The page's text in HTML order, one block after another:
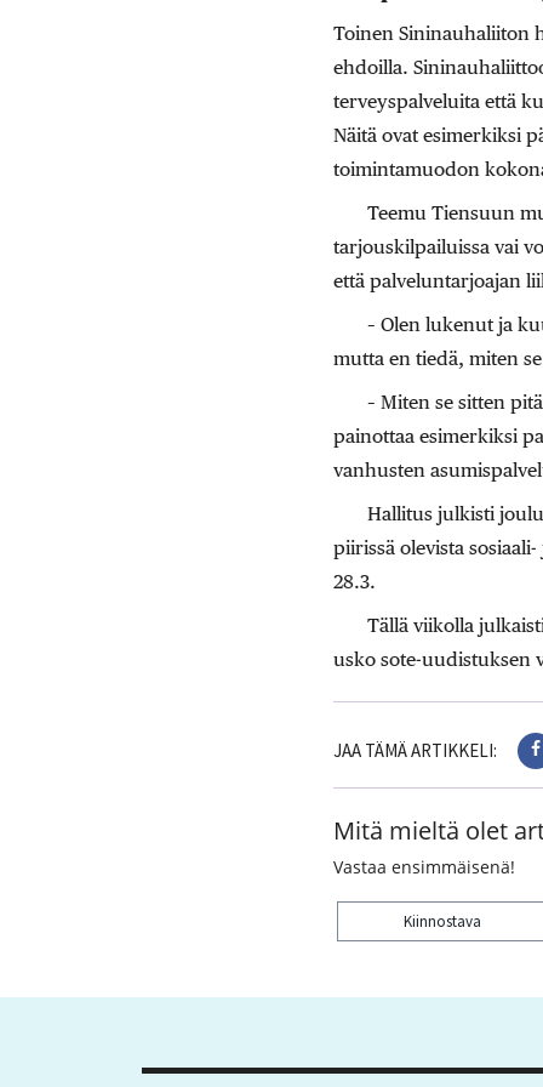
Toinen Sininauhaliiton
ehdoilla.
terveyspalveluita että
Näitä ovat esimerkiksi
toimintamuodon
Teemu Tiensuun
tarjouskilpailuissa vai
että palveluntarjoajan
– Olen lukenut ja
mutta en tiedä, miten
– Miten se sitten
painottaa esimerkiksi
vanhusten
Hallitus julkisti
piirissä olevista
28.3.
Tällä viikolla
usko sote-uudistuksen
JAA TÄMÄ ARTIKKELI:
Mitä mieltä olet
Vastaa ensimmäisenä!
Kiinnostava